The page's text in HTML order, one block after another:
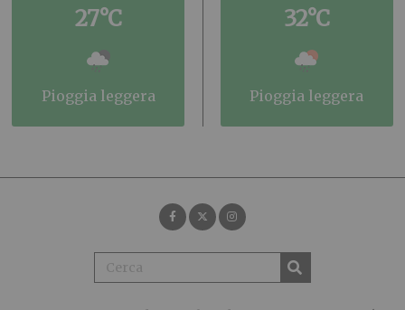
27°C
pioggia leggera
32°C
pioggia leggera